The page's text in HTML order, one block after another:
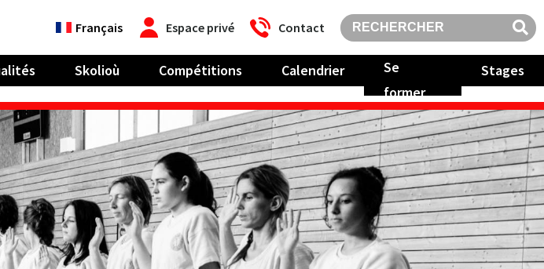
Français Espace privé Contact
Skolioù Compétitions Calendrier
Se
former
Stages